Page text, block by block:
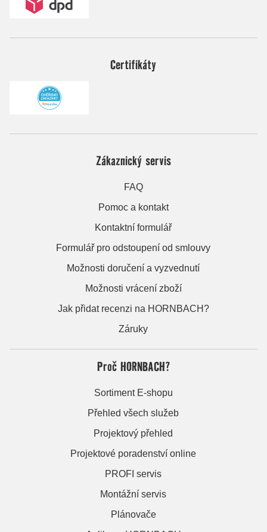
Certifikáty
Zákaznický servis
FAQ
Pomoc a kontakt
Kontaktní formulář
Formulář pro odstoupení od smlouvy
Možnosti doručení a vyzvednutí
Možnosti vrácení zboží
Jak přidat recenzi na HORNBACH?
Záruky
Proč HORNBACH?
Sortiment E-shopu
Přehled všech služeb
Projektový přehled
Projektové poradenství online
PROFI servis
Montážní servis
Plánovače